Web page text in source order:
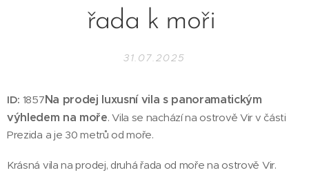
řada k moři
31.07.2025
ID: 1857Na prodej luxusní vila s panoramatickým
výhledem na moře. Vila se nachází na ostrově Vir v části
Prezida a je 30 metrů od moře.
Krásná vila na prodej, druhá řada od moře na ostrově Vir.